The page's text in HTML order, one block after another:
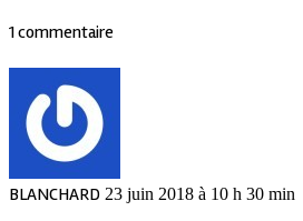
1 commentaire
BLANCHARD 23 juin 2018 à 10 h 30 min